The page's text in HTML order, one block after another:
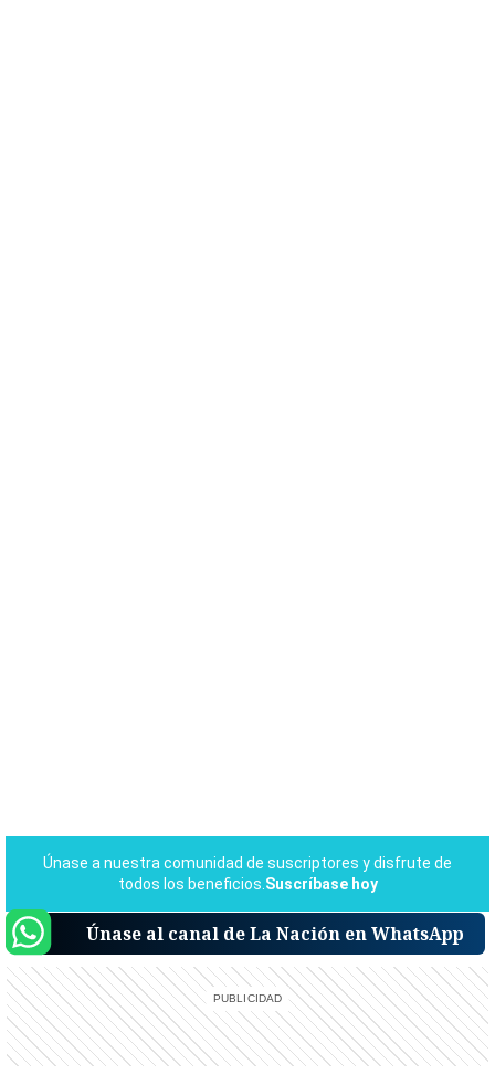
Únase al canal de La Nación en WhatsApp